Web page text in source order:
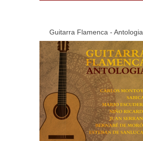
Guitarra Flamenca - Antologia